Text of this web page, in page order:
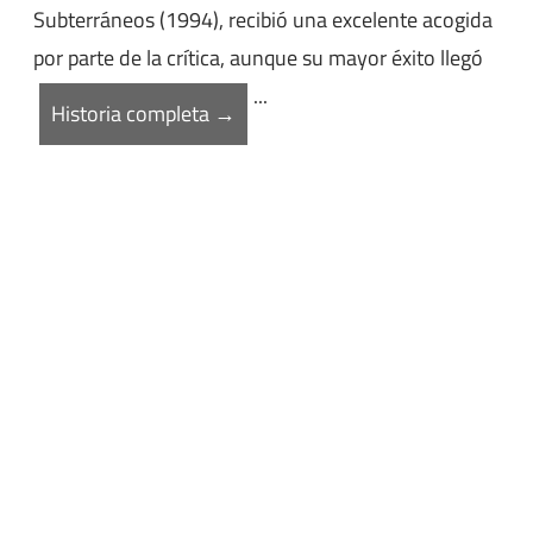
Subterráneos (1994), recibió una excelente acogida
por parte de la crítica, aunque su mayor éxito llegó
...
Historia completa →